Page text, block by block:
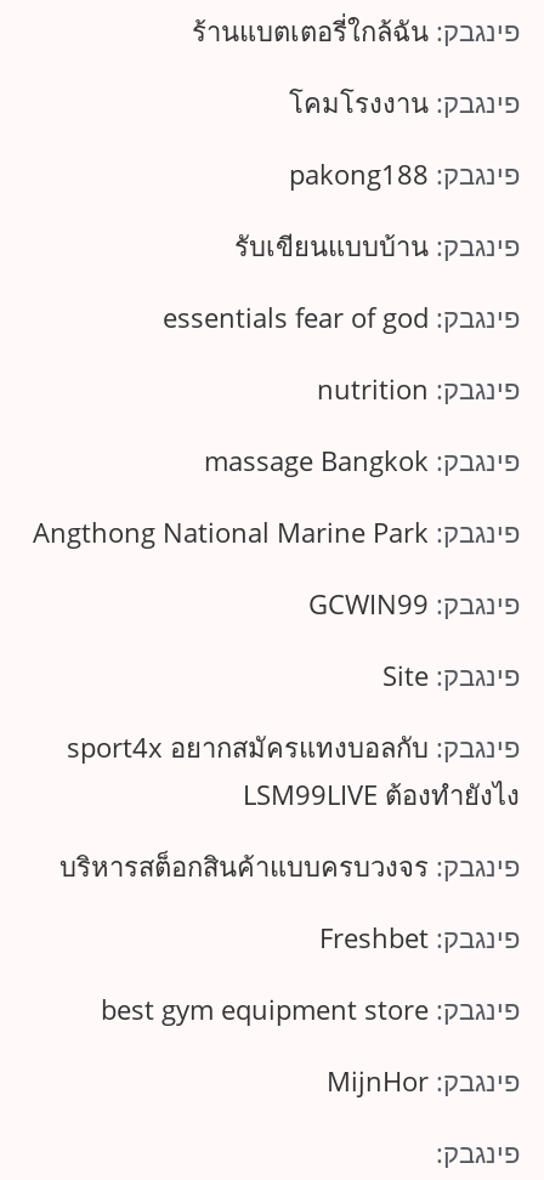
פינגבק: ร้านแบตเตอรี่ใกล้ฉัน
פינגבק: โคมโรงงาน
פינגבק: pakong188
פינגבק: รับเขียนแบบบ้าน
פינגבק: essentials fear of god
פינגבק: nutrition
פינגבק: massage Bangkok
פינגבק: Angthong National Marine Park
פינגבק: GCWIN99
פינגבק: Site
פינגבק: sport4x อยากสมัครแทงบอลกับ
LSM99LIVE ต้องทำยังไง
פינגבק: บริหารสต็อกสินค้าแบบครบวงจร
פינגבק: Freshbet
פינגבק: best gym equipment store
פינגבק: MijnHor
פינגבק: